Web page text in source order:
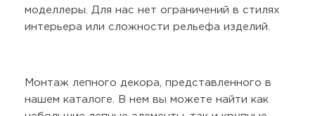
моделлеры. Для нас нет ограничений в стилях
интерьера или сложности рельефа изделий.
Монтаж лепного декора, представленного в
нашем каталоге. В нем вы можете найти как